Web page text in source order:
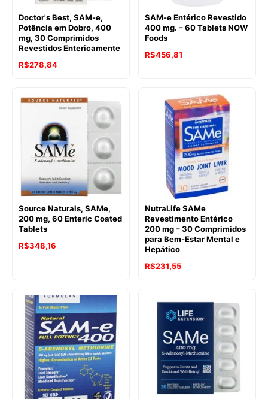
Doctor's Best, SAM-e,
Potência em Dobro, 400
mg, 30 Comprimidos
Revestidos Entericamente
R$278,84
SAM-e Entérico Revestido
400 mg. – 60 Tablets NOW
Foods
O
R$637,38.
R$456,81
é:
R$456,81.
Source Naturals, SAMe,
200 mg, 60 Enteric Coated
Tablets
R$348,16
NutraLife SAMe
Revestimento Entérico
200 mg – 30 Comprimidos
para Bem-Estar Mental e
Hepático
R$231,55